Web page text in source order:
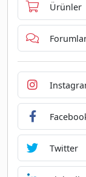
Ürünler
Twitter